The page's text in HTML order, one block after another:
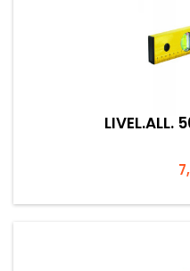
LIVEL.ALL.